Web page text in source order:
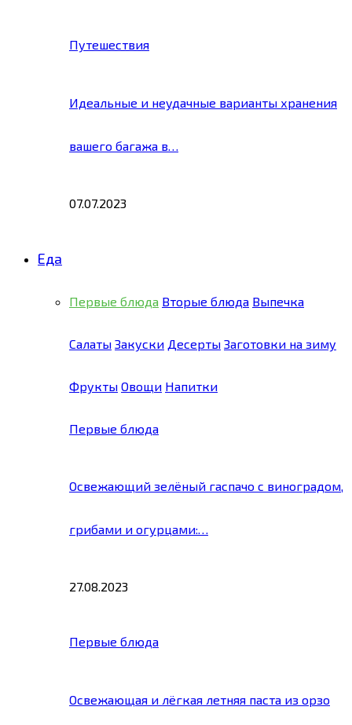
Путешествия
Идеальные и неудачные варианты хранения
вашего багажа в…
07.07.2023
Еда
Первые блюда Вторые блюда Выпечка
Салаты Закуски Десерты Заготовки на зиму
Фрукты Овощи Напитки
Первые блюда
Освежающий зелёный гаспачо с виноградом,
грибами и огурцами:…
27.08.2023
Первые блюда
Освежающая и лёгкая летняя паста из орзо